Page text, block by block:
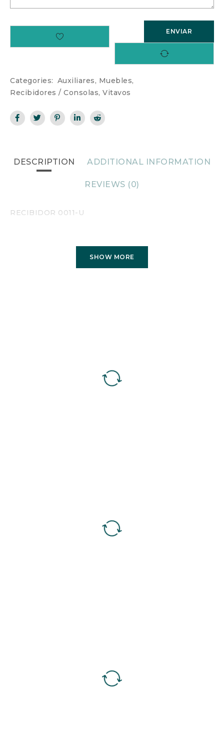
Categories: Auxiliares, Muebles,
Recibidores / Consolas, Vitavos
DESCRIPTION ADDITIONAL INFORMATION
REVIEWS (0)
RECIBIDOR 0011-U
SHOW MORE